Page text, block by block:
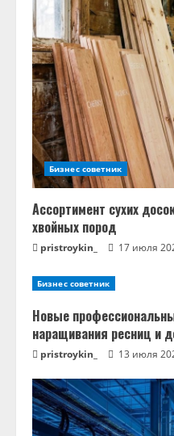
Бизнес советник
Ассортимент сухих
хвойных пород
pristroykin_ 17 июля
Бизнес советник
Новые
наращивания ресниц и
pristroykin_ 13 июля